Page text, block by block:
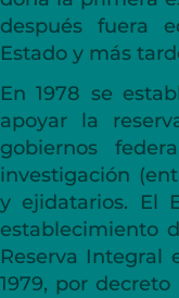
después fuera
Estado y más
En 1978 se
apoyar la
gobiernos
investigación
y ejidatarios. El
establecimiento
Reserva Integral
1979, por